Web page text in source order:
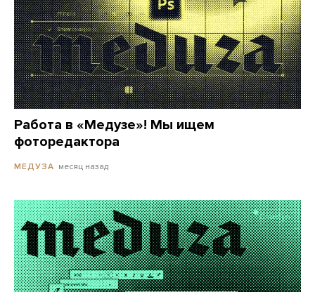
Работа в «Медузе»! Мы ищем
фоторедактора
МЕДУЗА месяц назад